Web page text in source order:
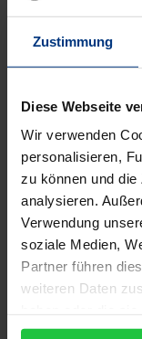
Zustimmung
Diese Webseite
Wir verwenden
personalisieren,
zu können und
analysieren.
Verwendung
soziale Medien,
Partner führen
weiteren Daten
gesammelt haben.
Beschreibung
Günter Krause:
der 50er Jahre) •
Beitrag zur
Planökonomie
Demokratie und
Uwe-Jens Heuer
Sowjetunion
Spielräume und